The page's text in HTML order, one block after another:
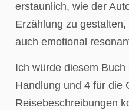
erstaunlich, wie der
Erzählung zu
auch emotional
Ich würde diesem
Handlung und 4 für die
Reisebeschreibungen